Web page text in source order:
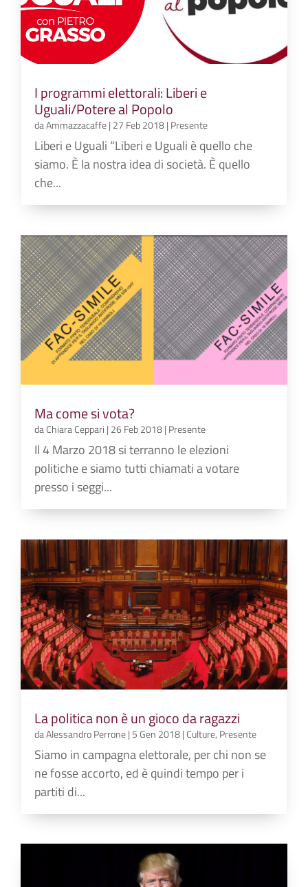
I programmi elettorali: Liberi e
Uguali/Potere al Popolo
daAmmazzacaffe| 27 Feb 2018| Presente
Liberi e Uguali “Liberi e Uguali è quello che
siamo. È la nostra idea di società. È quello
che...
Ma come si vota?
daChiara Ceppari | 26 Feb 2018| Presente
Il 4 Marzo 2018 si terranno le elezioni
politiche e siamo tutti chiamati a votare
presso i seggi...
La politica non è un gioco da ragazzi
daAlessandro Perrone| 5 Gen 2018|Culture, Presente
Siamo in campagna elettorale, per chi non se
ne fosse accorto, ed è quindi tempo per i
partiti di...